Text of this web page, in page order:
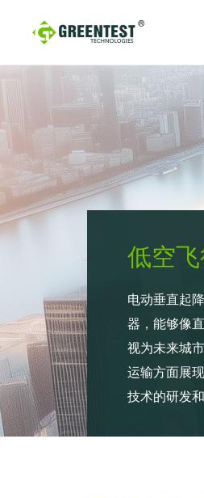
测试
PTS系
CWT
汽车工业 电磁
产品数据
低空
电动垂直起
器，能够像
视为未来城
运输方面展
技术的研发